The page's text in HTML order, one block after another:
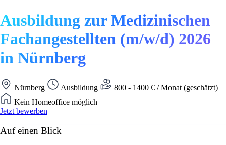
Ausbildung zur Medizinischen
Fachangestellten (m/w/d) 2026
in Nürnberg
Nürnberg Ausbildung
800 - 1400 € / Monat (geschätzt)
Kein Homeoffice möglich
Jetzt bewerben
Auf einen Blick